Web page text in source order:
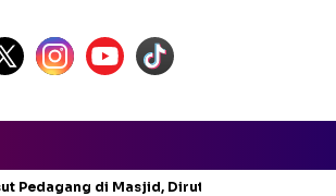
Pedagang di Masjid, Dirut PTMP Polisikan